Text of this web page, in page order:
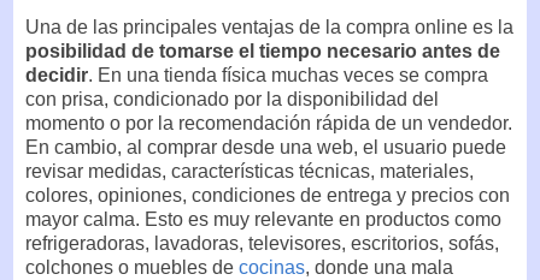
Una de las principales ventajas de la compra online es la
posibilidad de tomarse el tiempo necesario antes de
decidir. En una tienda física muchas veces se compra
con prisa, condicionado por la disponibilidad del
momento o por la recomendación rápida de un vendedor.
En cambio, al comprar desde una web, el usuario puede
revisar medidas, características técnicas, materiales,
colores, opiniones, condiciones de entrega y precios con
mayor calma. Esto es muy relevante en productos como
refrigeradoras, lavadoras, televisores, escritorios, sofás,
colchones o muebles de cocinas, donde una mala